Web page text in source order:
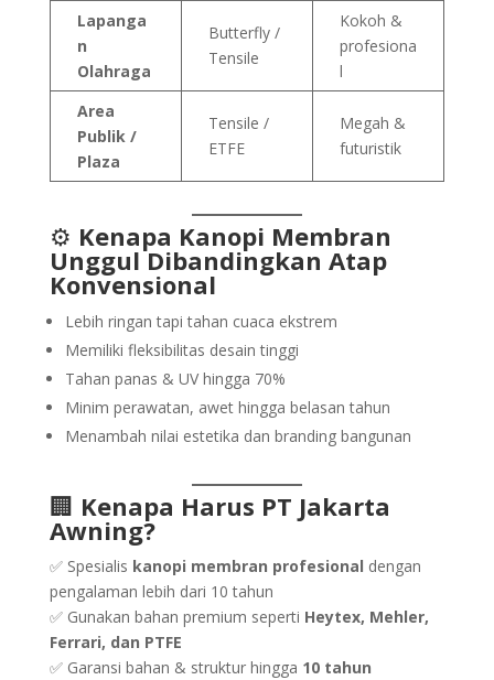
Lapanga
n
Olahraga
Butterfly /
Tensile
Kokoh &
profesiona
l
Area
Publik /
Plaza
Tensile /
ETFE
Megah &
futuristik
⚙️ Kenapa Kanopi Membran
Unggul Dibandingkan Atap
Konvensional
Lebih ringan tapi tahan cuaca ekstrem
Memiliki fleksibilitas desain tinggi
Tahan panas & UV hingga 70%
Minim perawatan, awet hingga belasan tahun
Menambah nilai estetika dan branding bangunan
🏢 Kenapa Harus PT Jakarta
Awning?
✅ Spesialis kanopi membran profesional dengan
pengalaman lebih dari 10 tahun
✅ Gunakan bahan premium seperti Heytex, Mehler,
Ferrari, dan PTFE
✅ Garansi bahan & struktur hingga 10 tahun